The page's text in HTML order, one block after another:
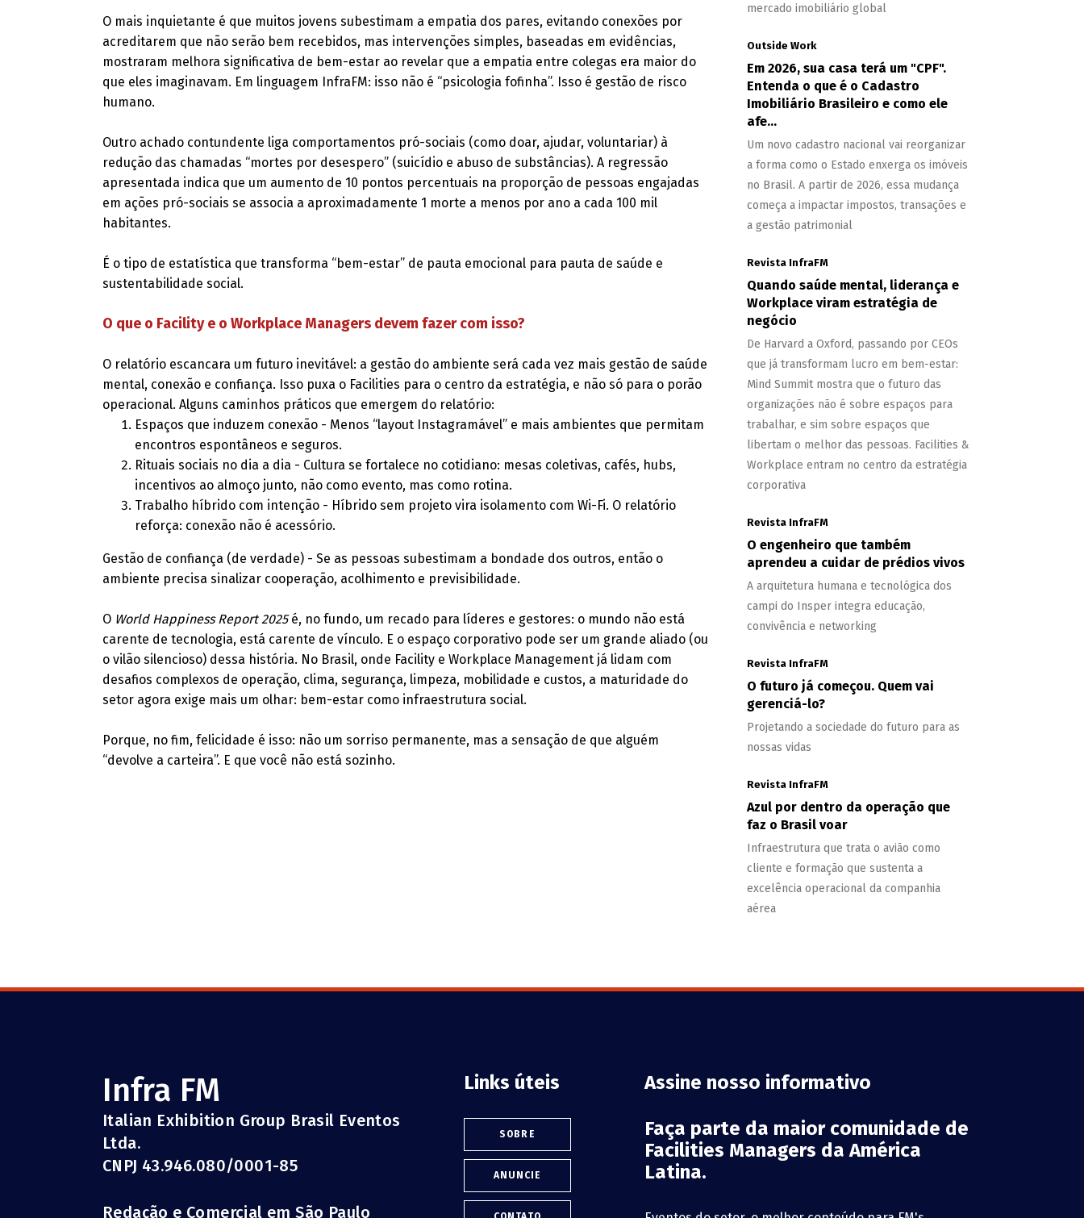
O mais inquietante é que muitos jovens subestimam a empatia dos pares, evitando conexões por
acreditarem que não serão bem recebidos, mas intervenções simples, baseadas em evidências,
mostraram melhora significativa de bem-estar ao revelar que a empatia entre colegas era maior do
que eles imaginavam. Em linguagem InfraFM: isso não é “psicologia fofinha”. Isso é gestão de risco
humano.
Outro achado contundente liga comportamentos pró-sociais (como doar, ajudar, voluntariar) à
redução das chamadas “mortes por desespero” (suicídio e abuso de substâncias). A regressão
apresentada indica que um aumento de 10 pontos percentuais na proporção de pessoas engajadas
em ações pró-sociais se associa a aproximadamente 1 morte a menos por ano a cada 100 mil
habitantes.
É o tipo de estatística que transforma “bem-estar” de pauta emocional para pauta de saúde e
sustentabilidade social.
O que o Facility e o Workplace Managers devem fazer com isso?
O relatório escancara um futuro inevitável: a gestão do ambiente será cada vez mais gestão de saúde
mental, conexão e confiança. Isso puxa o Facilities para o centro da estratégia, e não só para o porão
operacional. Alguns caminhos práticos que emergem do relatório:
Espaços que induzem conexão - Menos “layout Instagramável” e mais ambientes que permitam
encontros espontâneos e seguros.
Rituais sociais no dia a dia - Cultura se fortalece no cotidiano: mesas coletivas, cafés, hubs,
incentivos ao almoço junto, não como evento, mas como rotina.
Trabalho híbrido com intenção - Híbrido sem projeto vira isolamento com Wi-Fi. O relatório
reforça: conexão não é acessório.
Gestão de confiança (de verdade) - Se as pessoas subestimam a bondade dos outros, então o
ambiente precisa sinalizar cooperação, acolhimento e previsibilidade.
O World Happiness Report 2025é, no fundo, um recado para líderes e gestores: o mundo não está
carente de tecnologia, está carente de vínculo. E o espaço corporativo pode ser um grande aliado (ou
o vilão silencioso) dessa história. No Brasil, onde Facility e Workplace Management já lidam com
desafios complexos de operação, clima, segurança, limpeza, mobilidade e custos, a maturidade do
setor agora exige mais um olhar: bem-estar como infraestrutura social.
Porque, no fim, felicidade é isso: não um sorriso permanente, mas a sensação de que alguém
“devolve a carteira”. E que você não está sozinho.
mercado imobiliário global
Outside Work
Em 2026, sua casa terá um "CPF".
Entenda o que é o Cadastro
Imobiliário Brasileiro e como ele
afe...
Um novo cadastro nacional vai reorganizar
a forma como o Estado enxerga os imóveis
no Brasil. A partir de 2026, essa mudança
começa a impactar impostos, transações e
a gestão patrimonial
Revista InfraFM
Quando saúde mental, liderança e
Workplace viram estratégia de
negócio
De Harvard a Oxford, passando por CEOs
que já transformam lucro em bem-estar:
Mind Summit mostra que o futuro das
organizações não é sobre espaços para
trabalhar, e sim sobre espaços que
libertam o melhor das pessoas. Facilities &
Workplace entram no centro da estratégia
corporativa
Revista InfraFM
O engenheiro que também
aprendeu a cuidar de prédios vivos
A arquitetura humana e tecnológica dos
campi do Insper integra educação,
convivência e networking
Revista InfraFM
O futuro já começou. Quem vai
gerenciá-lo?
Projetando a sociedade do futuro para as
nossas vidas
Revista InfraFM
Azul por dentro da operação que
faz o Brasil voar
Infraestrutura que trata o avião como
cliente e formação que sustenta a
excelência operacional da companhia
aérea
Infra FM
Italian Exhibition Group Brasil Eventos
Ltda.
CNPJ 43.946.080/0001-85
Redação e Comercial em São Paulo
Links úteis
SOBRE
ANUNCIE
Assine nosso informativo
Faça parte da maior comunidade de
Facilities Managers da América
Latina.